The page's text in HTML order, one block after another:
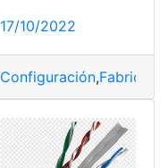
17/10/2022
Configuración,